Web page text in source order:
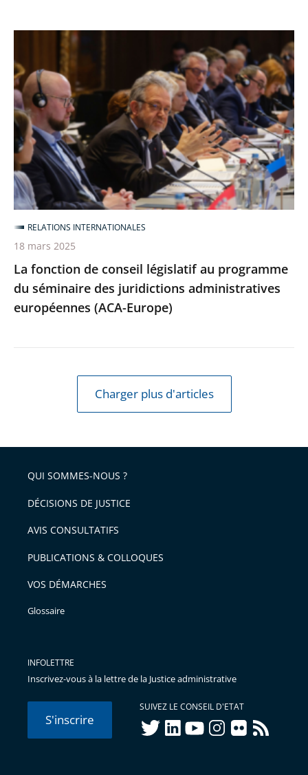
fonction
de
conseil
législatif
au
programme
du
séminaire
des
juridictions
administratives
européennes
(ACA-
Europe)
La fonction de conseil législatif au programme
du séminaire des juridictions administratives
européennes (ACA-Europe)
RELATIONS INTERNATIONALES
18 mars 2025
Charger plus d'articles
QUI SOMMES-NOUS ?
DÉCISIONS DE JUSTICE
AVIS CONSULTATIFS
PUBLICATIONS & COLLOQUES
VOS DÉMARCHES
Glossaire
INFOLETTRE
Inscrivez-vous à la lettre de la Justice administrative
S'inscrire
SUIVEZ LE CONSEIL D'ETAT
twitterlinkedInyoutubeinstagram
flickr rss